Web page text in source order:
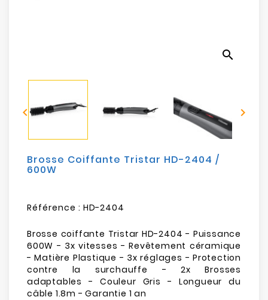
search
 
Brosse Coiffante Tristar HD-2404 /
600W
Référence : HD-2404
Brosse coiffante Tristar HD-2404 - Puissance
600W - 3x vitesses - Revêtement céramique
- Matière Plastique - 3x réglages - Protection
contre la surchauffe - 2x Brosses
adaptables - Couleur Gris - Longueur du
câble 1.8m - Garantie 1 an